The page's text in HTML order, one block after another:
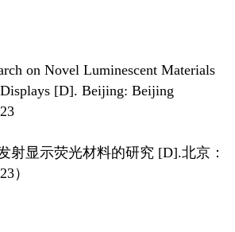
on Novel Luminescent Materials
[D]. Beijing: Beijing
射显示荧光材料的研究 [D].北京：
）